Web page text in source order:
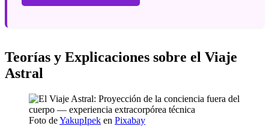
Teorías y Explicaciones sobre el Viaje
Astral
Foto deYakupIpek en Pixabay